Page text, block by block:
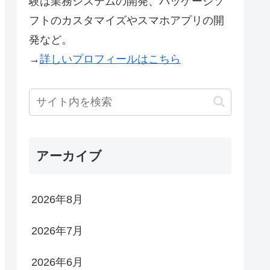
フトのカスタマイズやスマホアプリの開
発など。
→詳しいプロフィールはこちら
アーカイブ
2026年8月
2026年7月
2026年6月